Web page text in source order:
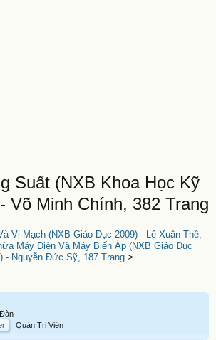
Suất (NXB Khoa Học Kỹ
Võ Minh Chính, 382 Trang
Vi Mạch (NXB Giáo Dục 2009) - Lê Xuân Thê,
Máy Điện Và Máy Biến Áp (NXB Giáo Dục
- Nguyễn Đức Sỹ, 187 Trang>
Quản Trị Viên